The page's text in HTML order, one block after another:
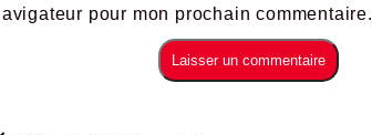
pour mon prochain commentaire.